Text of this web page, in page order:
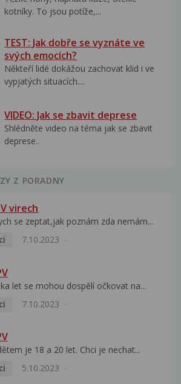
kotníky. To jsou potíže,...
TEST: Jak dobře se vyznáte ve
svých emocích?
Někteří lidé dokážou zachovat klid i ve
vypjatých situacích....
VIDEO: Jak se zbavit deprese
Shlédněte video na téma jak se zbavit
deprese..
Z PORADNY
virech
se zeptat,jak poznám zda nemám...
7.10.2023
let se mohou dospělí očkovat na...
7.10.2023
je 18 a 20 let. Chci je nechat...
5.10.2023